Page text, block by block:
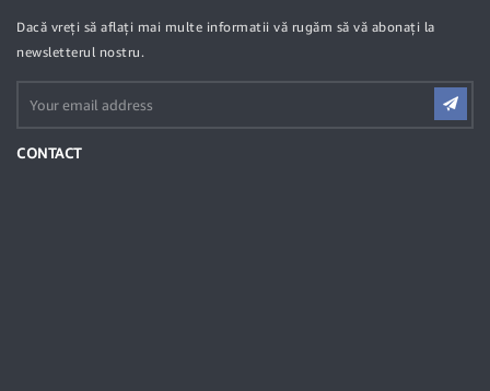
Dacă vreți să aflați mai multe informatii vă rugăm să vă abonați la
newsletterul nostru.
CONTACT